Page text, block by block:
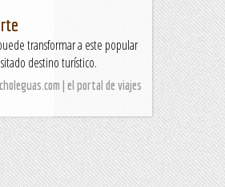
transformar a este popular
destino turístico.
| el portal de viajes